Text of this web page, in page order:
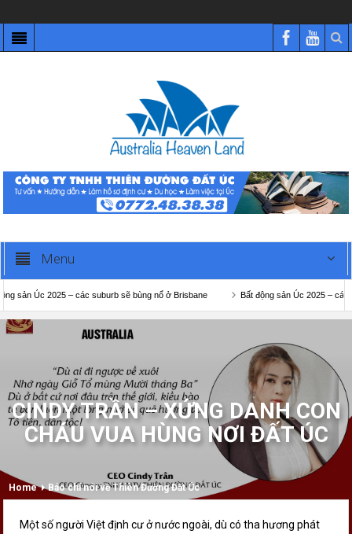
Menu
Úc 2025 – các suburb sẽ bùng nổ ở Brisbane Bất động sản Úc 2025 – các
CINDY TRẦN – XỨNG DANH CON
CHÁU VUA HÙNG NƠI ĐẤT ÚC
Home Báo chí nói về Thiên Đường Đất Úc
Một số người Việt định cư ở nước ngoài, dù có tha hương phát